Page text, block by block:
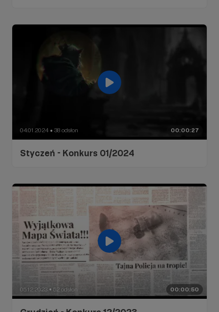
00:00:27
04.01.2024 ● 38 odsłon
Styczeń - Konkurs 01/2024
00:00:50
05.12.2023 ● 52 odsłon